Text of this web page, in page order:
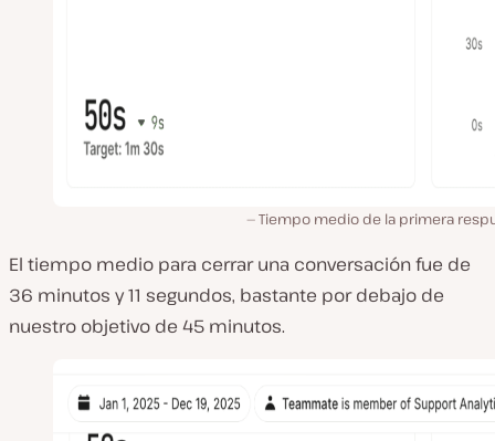
Tiempo medio de la primera
El tiempo medio para cerrar una conversación fue de
36 minutos y 11 segundos, bastante por debajo de
nuestro objetivo de 45 minutos.